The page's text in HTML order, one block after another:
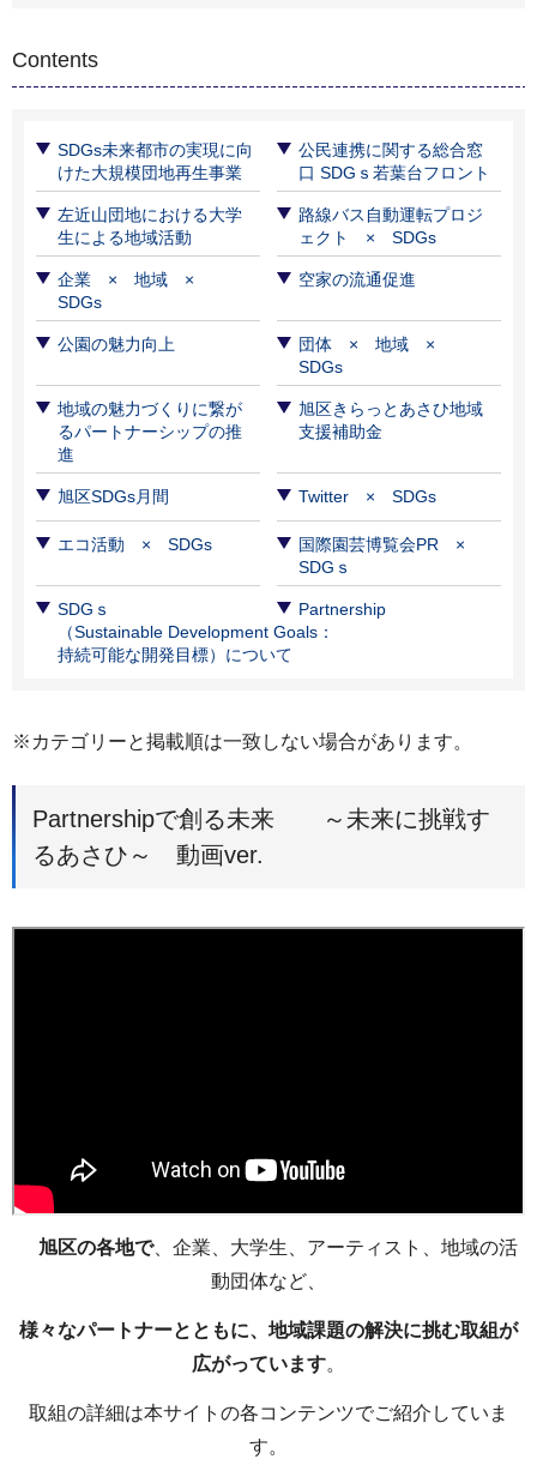
Contents
SDGs未来都市の実現に向
けた大規模団地再生事業
公民連携に関する総合窓
口 SDGｓ若葉台フロント
左近山団地における大学
生による地域活動
路線バス自動運転プロジ
ェクト × SDGs
企業 × 地域 ×
SDGs
空家の流通促進
公園の魅力向上
団体 × 地域 ×
SDGs
地域の魅力づくりに繋が
るパートナーシップの推
進
旭区きらっとあさひ地域
支援補助金
旭区SDGs月間 Twitter × SDGs
エコ活動 × SDGs
国際園芸博覧会PR ×
SDGｓ
SDGｓ
（Sustainable Development Goals：
持続可能な開発目標）について
Partnership
※カテゴリーと掲載順は一致しない場合があります。
Partnershipで創る未来 ～未来に挑戦す
るあさひ～ 動画ver.
旭区の各地で、企業、大学生、アーティスト、地域の活
動団体など、
様々なパートナーとともに、地域課題の解決に挑む取組が
広がっています。
取組の詳細は本サイトの各コンテンツでご紹介していま
す。